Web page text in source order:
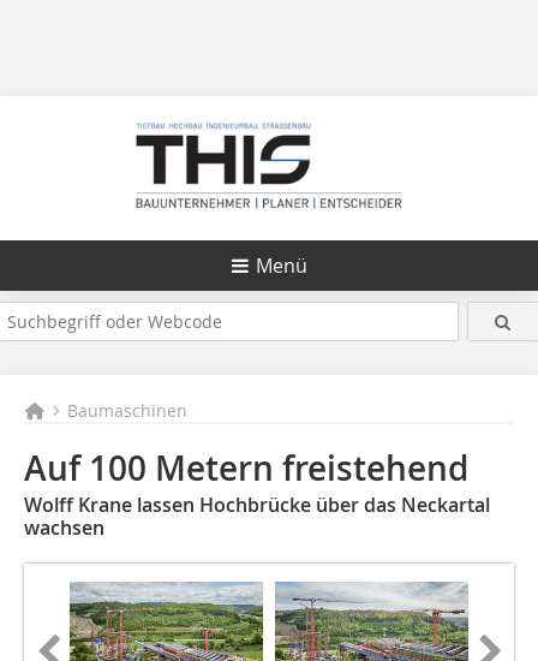
Menü
Baumaschinen
Auf 100 Metern freistehend
Wolff Krane lassen Hochbrücke über das Neckartal
wachsen